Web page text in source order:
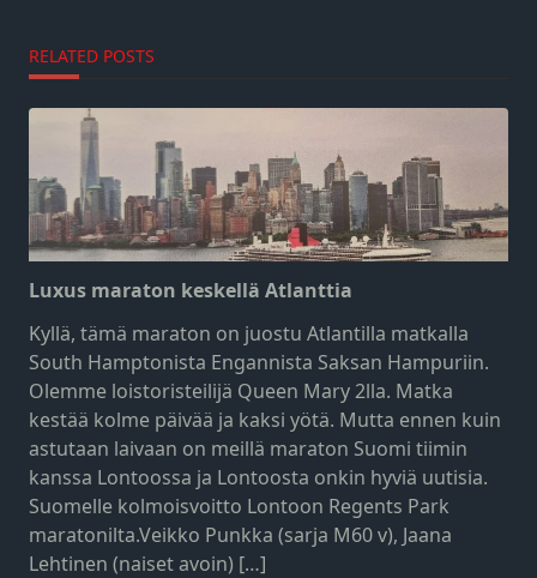
RELATED POSTS
Luxus maraton keskellä Atlanttia
Kyllä, tämä maraton on juostu Atlantilla matkalla
South Hamptonista Engannista Saksan Hampuriin.
Olemme loistoristeilijä Queen Mary 2lla. Matka
kestää kolme päivää ja kaksi yötä. Mutta ennen kuin
astutaan laivaan on meillä maraton Suomi tiimin
kanssa Lontoossa ja Lontoosta onkin hyviä uutisia.
Suomelle kolmoisvoitto Lontoon Regents Park
maratonilta.Veikko Punkka (sarja M60 v), Jaana
Lehtinen (naiset avoin) […]